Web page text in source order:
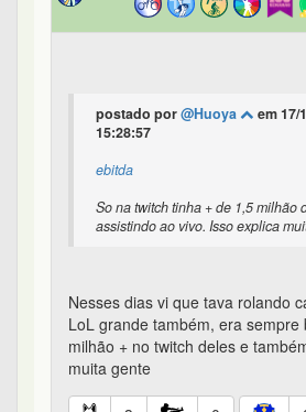
postado por@Huoya
em 17/
15:28:57
ebitda
So na twitch tinha + de 1,5 milhão
assistindo ao vivo. Isso explica
Nesses dias vi que tava rolando
LoL grande também, era sempre
milhão + no twitch deles e
muita gente